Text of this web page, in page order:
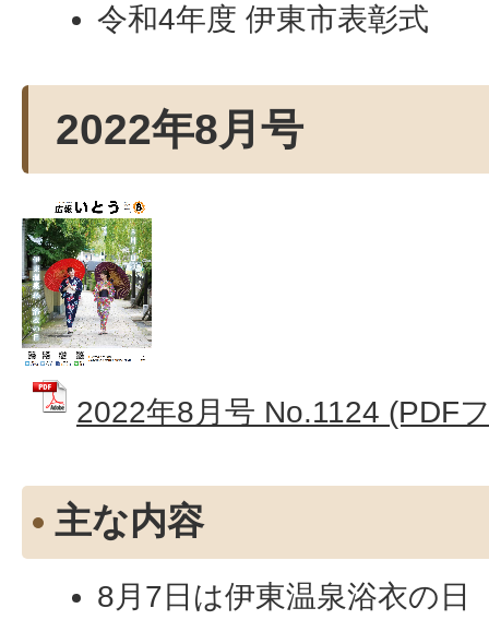
令和4年度 伊東市表彰式
2022年8月号
2022年8月号 No.1124 (PDF
主な内容
8月7日は伊東温泉浴衣の日